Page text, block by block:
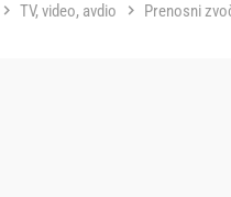
TV, video, avdio Prenosni